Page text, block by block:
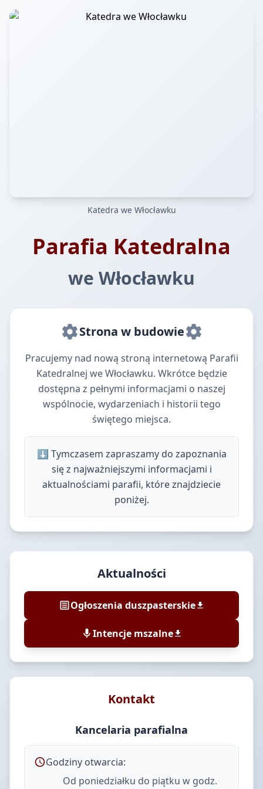
Katedra we Włocławku
Parafia Katedralna
we Włocławku
Strona w budowie
Pracujemy nad nową stroną internetową Parafii
Katedralnej we Włocławku. Wkrótce będzie
dostępna z pełnymi informacjami o naszej
wspólnocie, wydarzeniach i historii tego
świętego miejsca.
⬇️ Tymczasem zapraszamy do zapoznania
się z najważniejszymi informacjami i
aktualnościami parafii, które znajdziecie
poniżej.
Aktualności
Ogłoszenia duszpasterskie
Intencje mszalne
Kontakt
Kancelaria parafialna
Godziny otwarcia:
Od poniedziałku do piątku w godz.